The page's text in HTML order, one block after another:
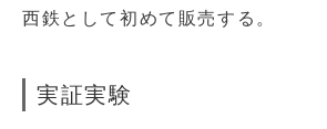
西鉄として初めて販売する。
実証実験